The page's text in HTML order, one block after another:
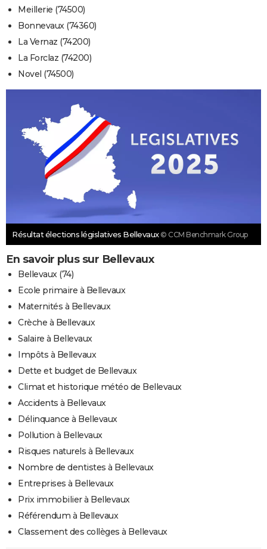
Meillerie (74500)
Bonnevaux (74360)
La Vernaz (74200)
La Forclaz (74200)
Novel (74500)
Résultat élections législatives Bellevaux © CCM Benchmark Group
En savoir plus sur Bellevaux
Bellevaux (74)
Ecole primaire à Bellevaux
Maternités à Bellevaux
Crèche à Bellevaux
Salaire à Bellevaux
Impôts à Bellevaux
Dette et budget de Bellevaux
Climat et historique météo de Bellevaux
Accidents à Bellevaux
Délinquance à Bellevaux
Pollution à Bellevaux
Risques naturels à Bellevaux
Nombre de dentistes à Bellevaux
Entreprises à Bellevaux
Prix immobilier à Bellevaux
Référendum à Bellevaux
Classement des collèges à Bellevaux